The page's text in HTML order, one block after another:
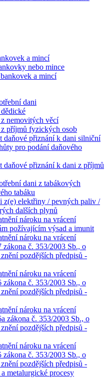
a mincí
nebo mince
a mincí
dani
nemovitých věcí
příjmů fyzických osob
daňové přiznání k dani silniční
pro podání daňového
přiznání k dani z příjmů
dani z tabákových
tabáku
z(e) elektřiny / pevných paliv /
dalších plynů
nároku na vrácení
požívajícím výsad a imunit
nároku na vrácení
zákona č. 353/2003 Sb., o
pozdějších předpisů -
nároku na vrácení
zákona č. 353/2003 Sb., o
pozdějších předpisů -
nároku na vrácení
zákona č. 353/2003 Sb., o
pozdějších předpisů -
nároku na vrácení
zákona č. 353/2003 Sb., o
pozdějších předpisů -
metalurgické procesy